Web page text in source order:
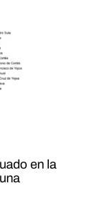
en la